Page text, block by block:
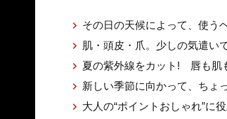
その日の天候によって、使う
肌・頭皮・爪。少しの気遣い
夏の紫外線をカット! 唇も肌
新しい季節に向かって、ちょ
大人の“ポイントおしゃれ”に